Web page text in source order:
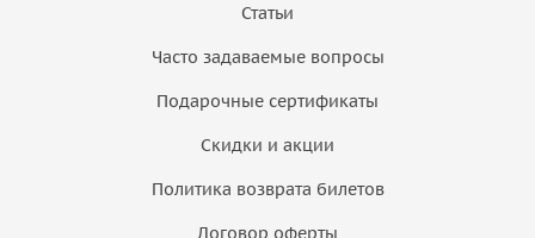
Статьи
Часто задаваемые вопросы
Подарочные сертификаты
Скидки и акции
Политика возврата билетов
Договор оферты